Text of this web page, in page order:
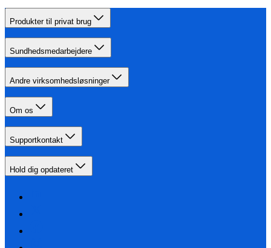
Produkter til privat brug
Sundhedsmedarbejdere
Andre virksomhedsløsninger
Om os
Supportkontakt
Hold dig opdateret